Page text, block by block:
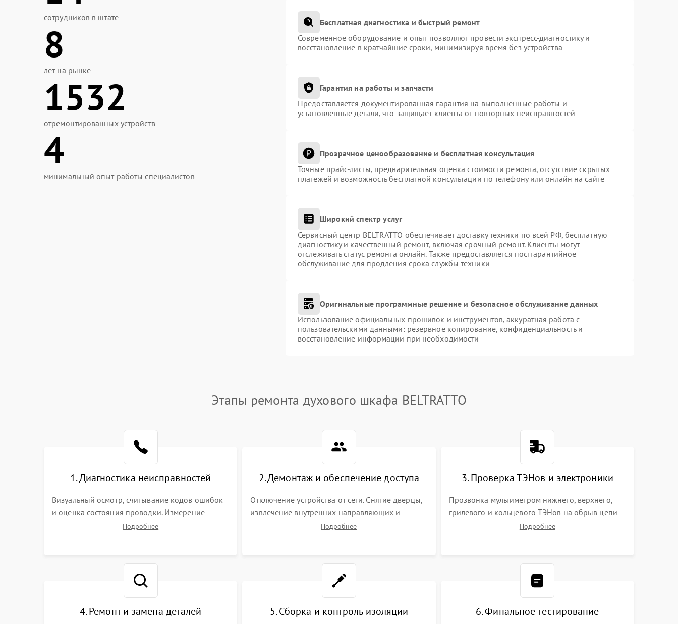
сотрудников в штате
8
лет на рынке
1532
отремонтированных устройств
4
минимальный опыт работы специалистов
Бесплатная диагностика и быстрый ремонт
Современное оборудование и опыт позволяют провести экспресс-диагностику и
восстановление в кратчайшие сроки, минимизируя время без устройства
Гарантия на работы и запчасти
Предоставляется документированная гарантия на выполненные работы и
установленные детали, что защищает клиента от повторных неисправностей
Прозрачное ценообразование и бесплатная консультация
Точные прайс-листы, предварительная оценка стоимости ремонта, отсутствие скрытых
платежей и возможность бесплатной консультации по телефону или онлайн на сайте
Широкий спектр услуг
Сервисный центр BELTRATTO обеспечивает доставку техники по всей РФ, бесплатную
диагностику и качественный ремонт, включая срочный ремонт. Клиенты могут
отслеживать статус ремонта онлайн. Также предоставляется постгарантийное
обслуживание для продления срока службы техники
Оригинальные программные решение и безопасное обслуживание данных
Использование официальных прошивок и инструментов, аккуратная работа с
пользовательскими данными: резервное копирование, конфиденциальность и
восстановление информации при необходимости
Этапы ремонта духового шкафа BELTRATTO
1. Диагностика неисправностей
Визуальный осмотр, считывание кодов ошибок
и оценка состояния проводки. Измерение
напряжения на клеммной колодке. Анализ
Подробнее
2. Демонтаж и обеспечение доступа
Отключение устройства от сети. Снятие дверцы,
извлечение внутренних направляющих и
защитных экранов. Демонтаж задней или
Подробнее
3. Проверка ТЭНов и электроники
Прозвонка мультиметром нижнего, верхнего,
грилевого и кольцевого ТЭНов на обрыв цепи
или пробой на корпус. Диагностика термостата,
Подробнее
4. Ремонт и замена деталей 5. Сборка и контроль изоляции 6. Финальное тестирование